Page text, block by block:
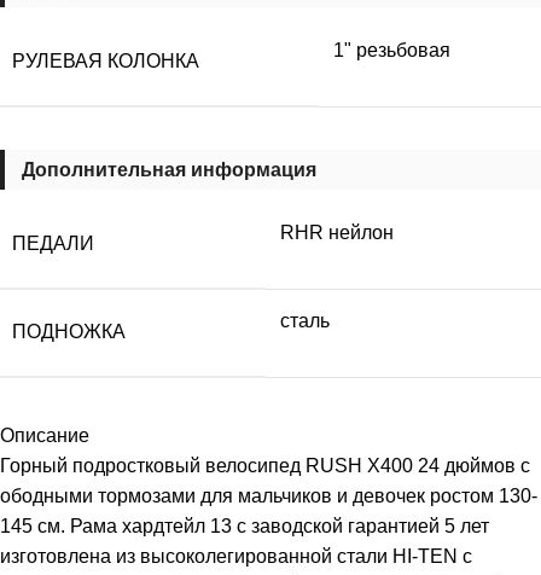
РУЛЕВАЯ КОЛОНКА
1" резьбовая
Дополнительная информация
ПЕДАЛИ
RHR нейлон
ПОДНОЖКА
сталь
Описание
Горный подростковый велосипед RUSH X400 24 дюймов с
ободными тормозами для мальчиков и девочек ростом 130-
145 см. Рама хардтейл 13 с заводской гарантией 5 лет
изготовлена из высоколегированной стали HI-TEN с